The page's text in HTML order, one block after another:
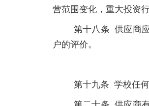
营范围变化，重大投资
第十八条 供应商
户的评价。
第十九条 学校任